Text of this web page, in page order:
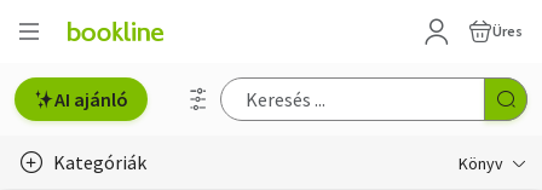
Üres
AI ajánló
Kategóriák Könyv